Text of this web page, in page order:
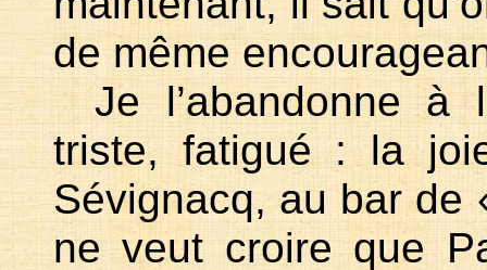
de même
Je l’abandonne à
triste, fatigué : la
Sévignacq, au bar de
ne veut croire que